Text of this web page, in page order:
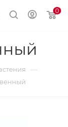
0
—